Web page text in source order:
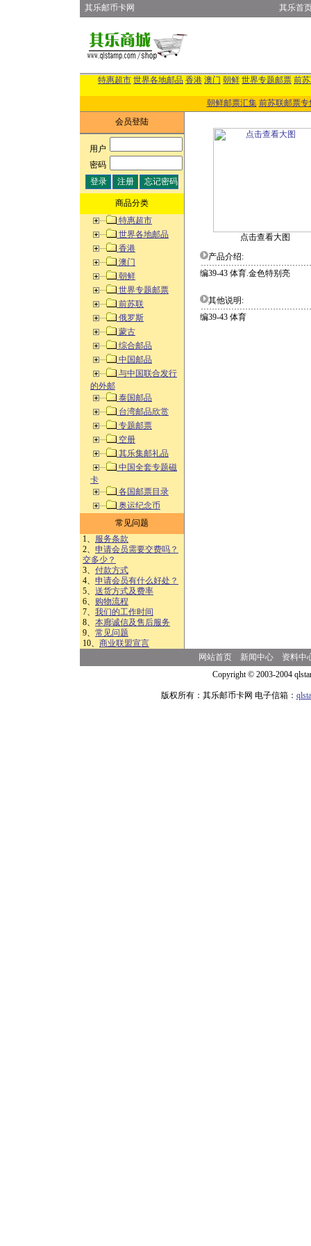
其乐邮币卡网 其乐首
特惠超市 世界各地邮品 香港 澳门 朝鲜 世界专题邮票 前
朝鲜邮票汇集 前苏联邮票专
会员登陆
用户:
密码:
商品分类
特惠超市
世界各地邮品
香港
澳门
朝鲜
世界专题邮票
前苏联
俄罗斯
蒙古
综合邮品
中国邮品
与中国联合发行
的外邮
泰国邮品
台湾邮品欣赏
专题邮票
空册
其乐集邮礼品
中国全套专题磁
卡
各国邮票目录
奥运纪念币
常见问题
1、 服务条款
2、 申请会员需要交费吗？
交多少？
3、 付款方式
4、 申请会员有什么好处？
5、 送货方式及费率
6、 购物流程
7、 我们的工作时间
8、 本廊诚信及售后服务
9、 常见问题
10、 商业联盟宣言
点击查看大图
产品介绍:
编39-43 体育.金色特别亮
其他说明:
编39-43 体育
网站首页 新闻中心
资料中
Copyright © 2003-2004
版权所有：其乐邮币卡网 电子信箱：